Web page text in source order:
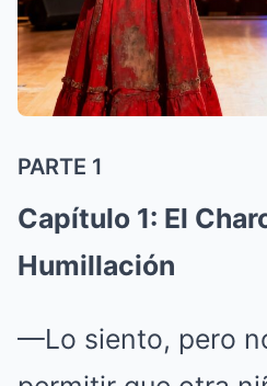
PARTE 1
Capítulo 1: El
Humillación
—Lo siento, pero